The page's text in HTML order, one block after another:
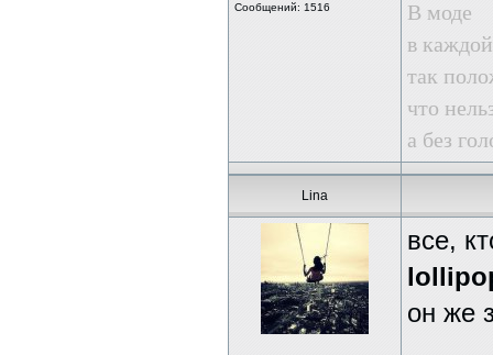
Сообщений: 1516
В моде
в каждой
так
что
а без
Lina
все,
он же